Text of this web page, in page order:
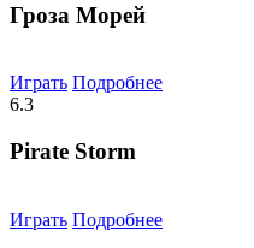
Гроза Морей
Играть Подробнее
6.3
Pirate Storm
Играть Подробнее